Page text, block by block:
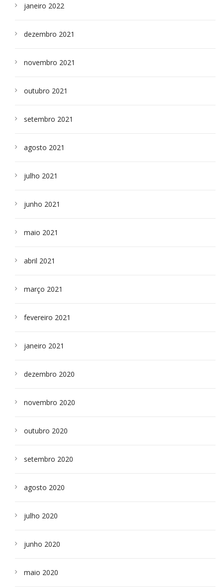
janeiro 2022
dezembro 2021
novembro 2021
outubro 2021
setembro 2021
agosto 2021
julho 2021
junho 2021
maio 2021
abril 2021
março 2021
fevereiro 2021
janeiro 2021
dezembro 2020
novembro 2020
outubro 2020
setembro 2020
agosto 2020
julho 2020
junho 2020
maio 2020